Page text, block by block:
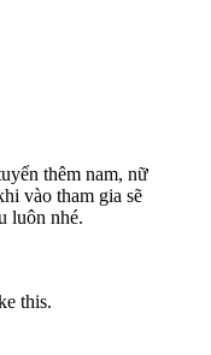
thêm nam, nữ
vào tham gia sẽ
luôn nhé.
this.